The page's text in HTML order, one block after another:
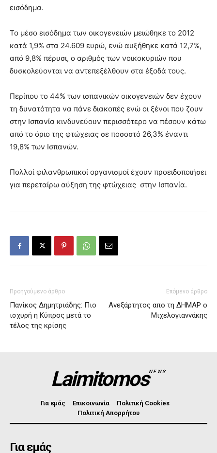
εισόδημα.
Το μέσο εισόδημα των οικογενειών μειώθηκε το 2012
κατά 1,9% στα 24.609 ευρώ, ενώ αυξήθηκε κατά 12,7%,
από 9,8% πέρυσι, ο αριθμός των νοικοκυριών που
δυσκολεύονται να αντεπεξέλθουν στα έξοδά τους.
Περίπου το 44% των ισπανικών οικογενειών δεν έχουν
τη δυνατότητα να πάνε διακοπές ενώ οι ξένοι που ζουν
στην Ισπανία κινδυνεύουν περισσότερο να πέσουν κάτω
από το όριο της φτώχειας σε ποσοστό 26,3% έναντι
19,8% των Ισπανών.
Πολλοί φιλανθρωπικοί οργανισμοί έχουν προειδοποιήσει
για περεταίρω αύξηση της φτώχειας στην Ισπανία.
Προηγούμενο άρθρο
Πανίκος Δημητριάδης: Πιο
ισχυρή η Κύπρος μετά το
τέλος της κρίσης
Επόμενο άρθρο
Ανεξάρτητος απο τη ΔΗΜΑΡ ο
Μιχελογιαννάκης
LaimitomosNEWS
Για εμάς Επικοινωνία
Πολιτική Cookies
Πολιτική Απορρήτου
Για εμάς